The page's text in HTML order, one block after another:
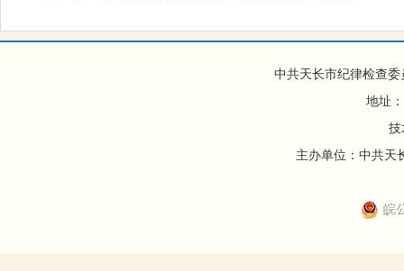
中共天长市纪律检查
地址
技
主办单位：中共天
皖